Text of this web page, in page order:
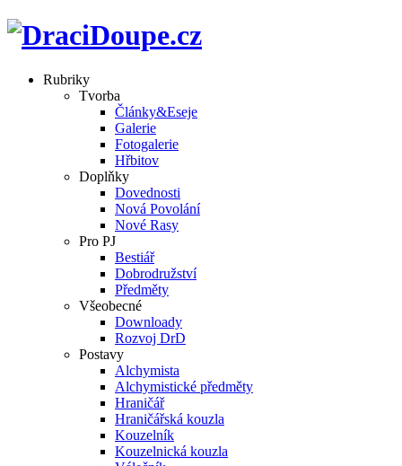
Rubriky
Tvorba
Články&Eseje
Galerie
Fotogalerie
Hřbitov
Doplňky
Dovednosti
Nová Povolání
Nové Rasy
Pro PJ
Bestiář
Dobrodružství
Předměty
Všeobecné
Downloady
Rozvoj DrD
Postavy
Alchymista
Alchymistické předměty
Hraničář
Hraničářská kouzla
Kouzelník
Kouzelnická kouzla